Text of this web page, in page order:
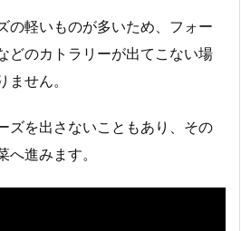
の軽いものが多いため、フォー
どのカトラリーが出てこない場
ません。
ズを出さないこともあり、その
へ進みます。